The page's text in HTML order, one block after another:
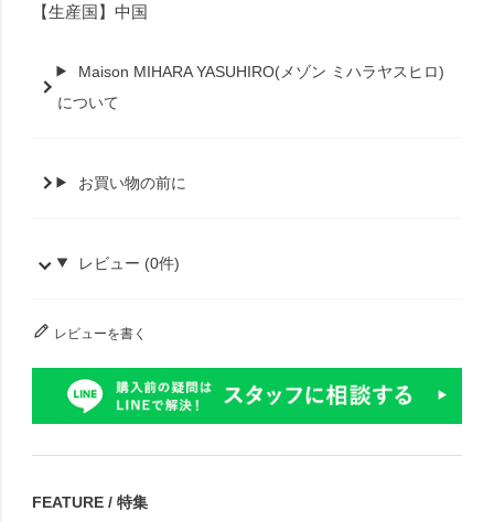
【生産国】中国
Maison MIHARA YASUHIRO(メゾン ミハラヤスヒロ)
について
お買い物の前に
レビュー (0件)
レビューを書く
FEATURE / 特集